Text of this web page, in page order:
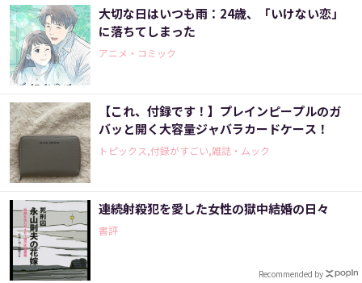
大切な日はいつも雨：24歳、「いけない恋」
に落ちてしまった
アニメ・コミック
【これ、付録です！】プレインピープルのガ
バッと開く大容量ジャバラカードケース！
トピックス,付録がすごい,雑誌・ムック
連続射殺犯を愛した女性の獄中結婚の日々
書評
Recommended by